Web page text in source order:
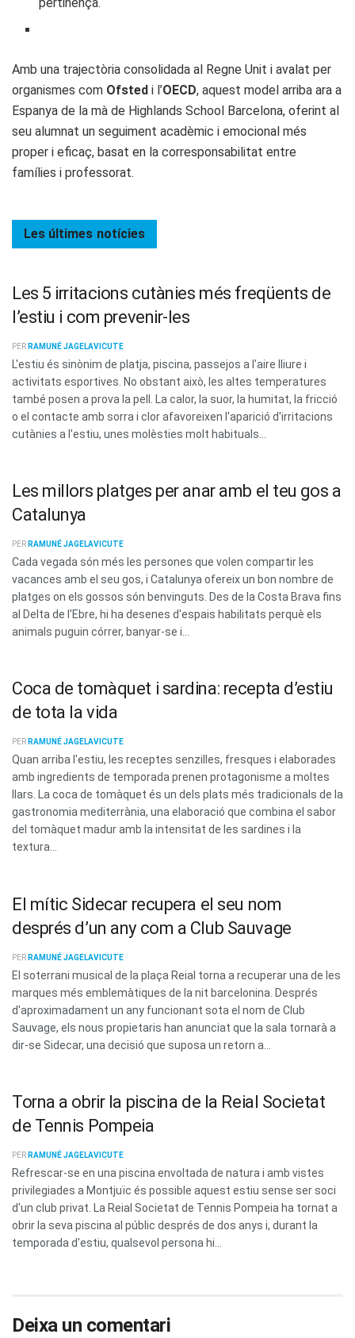
Amb una trajectòria consolidada al Regne Unit i avalat per
organismes com Ofsted i l’OECD, aquest model arriba ara a
Espanya de la mà de Highlands School Barcelona, oferint al
seu alumnat un seguiment acadèmic i emocional més
proper i eficaç, basat en la corresponsabilitat entre
famílies i professorat.
Les últimes notícies
Les 5 irritacions cutànies més freqüents de
l’estiu i com prevenir-les
PER RAMUNÉ JAGELAVICUTE
L'estiu és sinònim de platja, piscina, passejos a l'aire lliure i
activitats esportives. No obstant això, les altes temperatures
també posen a prova la pell. La calor, la suor, la humitat, la fricció
o el contacte amb sorra i clor afavoreixen l'aparició d'irritacions
cutànies a l'estiu, unes molèsties molt habituals...
Les millors platges per anar amb el teu gos a
Catalunya
PER RAMUNÉ JAGELAVICUTE
Cada vegada són més les persones que volen compartir les
vacances amb el seu gos, i Catalunya ofereix un bon nombre de
platges on els gossos són benvinguts. Des de la Costa Brava fins
al Delta de l'Ebre, hi ha desenes d'espais habilitats perquè els
animals puguin córrer, banyar-se i...
Coca de tomàquet i sardina: recepta d’estiu
de tota la vida
PER RAMUNÉ JAGELAVICUTE
Quan arriba l'estiu, les receptes senzilles, fresques i elaborades
amb ingredients de temporada prenen protagonisme a moltes
llars. La coca de tomàquet és un dels plats més tradicionals de la
gastronomia mediterrània, una elaboració que combina el sabor
del tomàquet madur amb la intensitat de les sardines i la
textura...
El mític Sidecar recupera el seu nom
després d’un any com a Club Sauvage
PER RAMUNÉ JAGELAVICUTE
El soterrani musical de la plaça Reial torna a recuperar una de les
marques més emblemàtiques de la nit barcelonina. Després
d'aproximadament un any funcionant sota el nom de Club
Sauvage, els nous propietaris han anunciat que la sala tornarà a
dir-se Sidecar, una decisió que suposa un retorn a...
Torna a obrir la piscina de la Reial Societat
de Tennis Pompeia
PER RAMUNÉ JAGELAVICUTE
Refrescar-se en una piscina envoltada de natura i amb vistes
privilegiades a Montjuïc és possible aquest estiu sense ser soci
d'un club privat. La Reial Societat de Tennis Pompeia ha tornat a
obrir la seva piscina al públic després de dos anys i, durant la
temporada d'estiu, qualsevol persona hi...
Deixa un comentari